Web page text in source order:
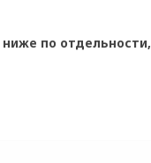
по отдельности,